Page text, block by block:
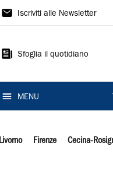
Il
Iscriviti alle Newsletter
Sfoglia il quotidiano
MENU
Livorno Firenze Cecina-